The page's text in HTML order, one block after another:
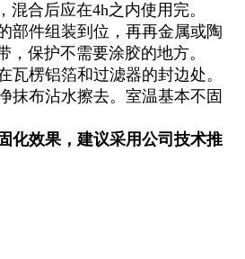
混合后应在4h之内使用完。
部件组装到位，再再金属或陶
，保护不需要涂胶的地方。
瓦楞铝箔和过滤器的封边处。
抹布沾水擦去。室温基本不固
化效果，建议采用公司技术推